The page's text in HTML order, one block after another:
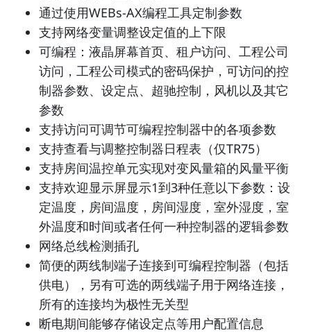
通过使用WEBs-AX编程工具定制参数
支持网络变量调整设定值的上下限
可编程：液晶屏幕首页、租户访问、工程公司
访问，工程公司模式的密码保护，可访问的控
制器参数、设定点、超驰控制，风机以及其它
参数
支持访问可调节可编程控制器中的各项参数
支持查看与调整控制器日程表（仅TR75）
支持房间温控单元实现对变风量箱的风量平衡
支持欢迎显示屏显示1到3种任意以下参数：设
定温度，房间温度，房间湿度，室外湿度，室
外温度和时间或者任何一种控制器的逻辑参数
网络总线检测插孔
简便的两线制端子连接到可编程控制器（包括
供电），另有可选的两线端子用于网络连接，
所有的连接均为极性无关型
断电期间能够存储设定点等用户配置信息